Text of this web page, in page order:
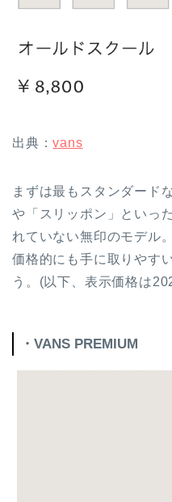
出典：vans
まずは最もスタンダード
や「スリッポン」といっ
れていない無印のモデル。
価格的にも手に取りやす
う。(以下、表示価格は
・VANS PREMIUM